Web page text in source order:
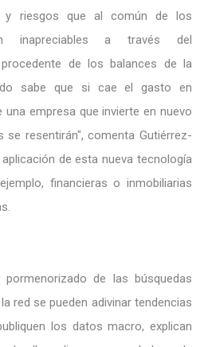
y riesgos que al común de los
inapreciables a través del
de los balances de la
sabe que si cae el gasto en
empresa que invierte en nuevo
resentirán", comenta Gutiérrez-
de esta nueva tecnología
financieras o inmobiliarias
de las búsquedas
red se pueden adivinar tendencias
los datos macro, explican